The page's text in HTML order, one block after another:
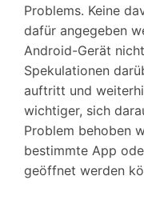
Problems. Keine
dafür angegeben
Android-Gerät
Spekulationen
auftritt und
wichtiger, sich
Problem behoben
bestimmte App
geöffnet werden